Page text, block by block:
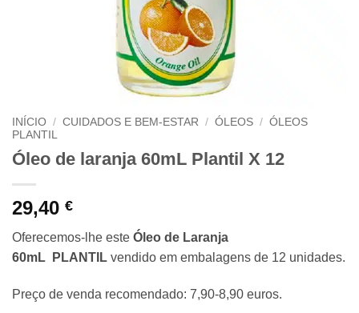
INÍCIO / CUIDADOS E BEM-ESTAR / ÓLEOS / ÓLEOS
PLANTIL
Óleo de laranja 60mL Plantil X 12
29,40 €
Oferecemos-lhe este Óleo de Laranja
60mL
PLANTIL vendido em embalagens de 12 unidades.
Preço de venda recomendado: 7,90-8,90 euros.